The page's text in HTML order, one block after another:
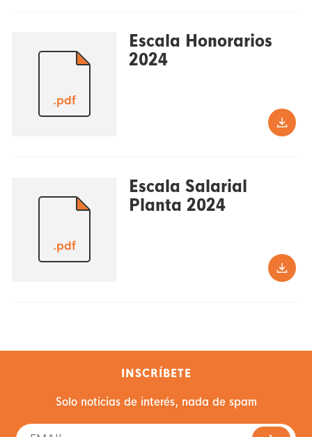
.pdf
Escala Honorarios
2024
.pdf
Escala Salarial
Planta 2024
INSCRÍBETE
Solo noticias de interés, nada de spam